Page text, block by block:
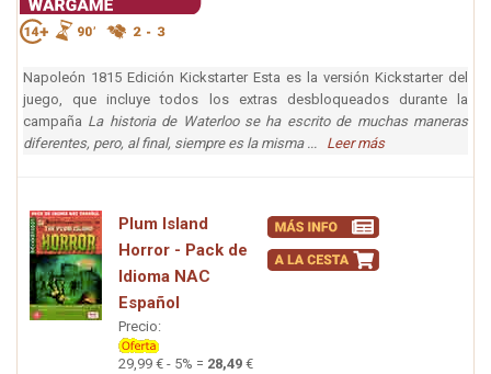
Napoleón 1815 Edición Kickstarter Esta es la versión Kickstarter del
juego, que incluye todos los extras desbloqueados durante la
campaña La historia de Waterloo se ha escrito de muchas maneras
diferentes, pero, al final, siempre es la misma ... Leer más
Plum Island
Horror - Pack de
Idioma NAC
Español
Precio:
29,99 € - 5% = 28,49 €